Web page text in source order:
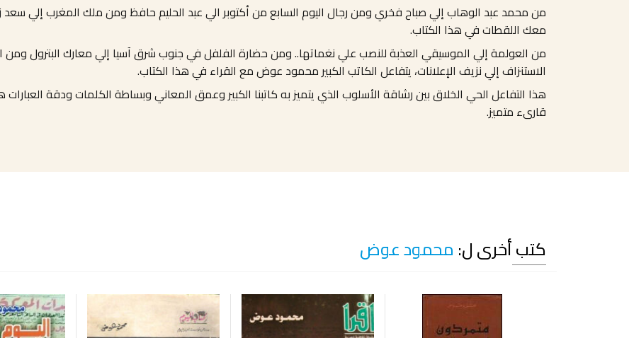
من محمد عبد الوهاب إلي صباح فخري ومن رجال اليوم السابع من أكتوبر الي عبد الحليم حافظ ومن ملك المغرب إلي
معك اللقطات في هذا الكتاب.
من العولمة إلي الموسيقي العذبة للنصب علي نغماتها.. ومن حضارة الفلفل في جنوب شرق آسيا إلي معارك البترول ومن
الاستنزاف إلي نزيف الإعلانات، يتفاعل الكاتب الكبير محمود عوض مع القراء في هذا الكتاب.
هذا التفاعل الحي الخلاق بين رشاقة الأسلوب الذي يتميز به كاتبنا الكبير وعمق المعاني وبساطة الكلمات ودقة
قارىء متميز.
كتب أخرى ل: محمود عوض